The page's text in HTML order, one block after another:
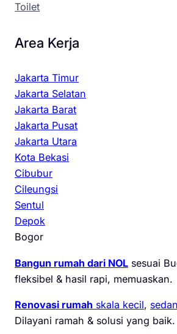
Toilet
Area Kerja
Jakarta Timur
Jakarta Selatan
Jakarta Barat
Jakarta Pusat
Jakarta Utara
Kota Bekasi
Cibubur
Cileungsi
Sentul
Depok
Bogor
Bangun rumah dari NOL sesuai
fleksibel & hasil rapi, memuaskan.
Renovasi rumah skala kecil,
Dilayani ramah & solusi yang baik.